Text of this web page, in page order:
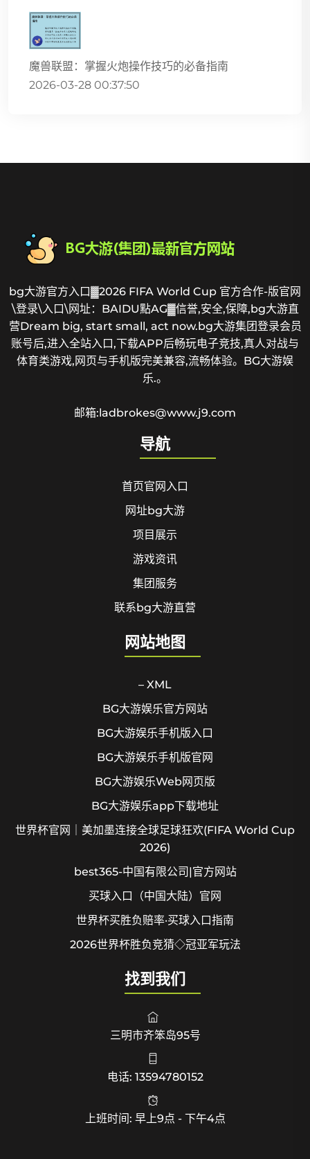
魔兽联盟：掌握火炮操作技巧的必备指南
2026-03-28 00:37:50
bg大游官方入口▓2026 FIFA World Cup 官方合作-版官网
\登录\入口\网址：BAIDU點AG▓信誉,安全,保障,bg大游直
营Dream big, start small, act now.bg大游集团登录会员
账号后,进入全站入口,下载APP后畅玩电子竞技,真人对战与
体育类游戏,网页与手机版完美兼容,流畅体验。BG大游娱
乐.。
邮箱:ladbrokes@www.j9.com
导航
首页官网入口
网址bg大游
项目展示
游戏资讯
集团服务
联系bg大游直营
网站地图
– XML
BG大游娱乐官方网站
BG大游娱乐手机版入口
BG大游娱乐手机版官网
BG大游娱乐Web网页版
BG大游娱乐app下载地址
世界杯官网｜美加墨连接全球足球狂欢(FIFA World Cup
2026)
best365-中国有限公司|官方网站
买球入口（中国大陆）官网
世界杯买胜负赔率·买球入口指南
2026世界杯胜负竞猜◇冠亚军玩法
找到我们
三明市齐笨岛95号
电话: 13594780152
上班时间: 早上9点 - 下午4点